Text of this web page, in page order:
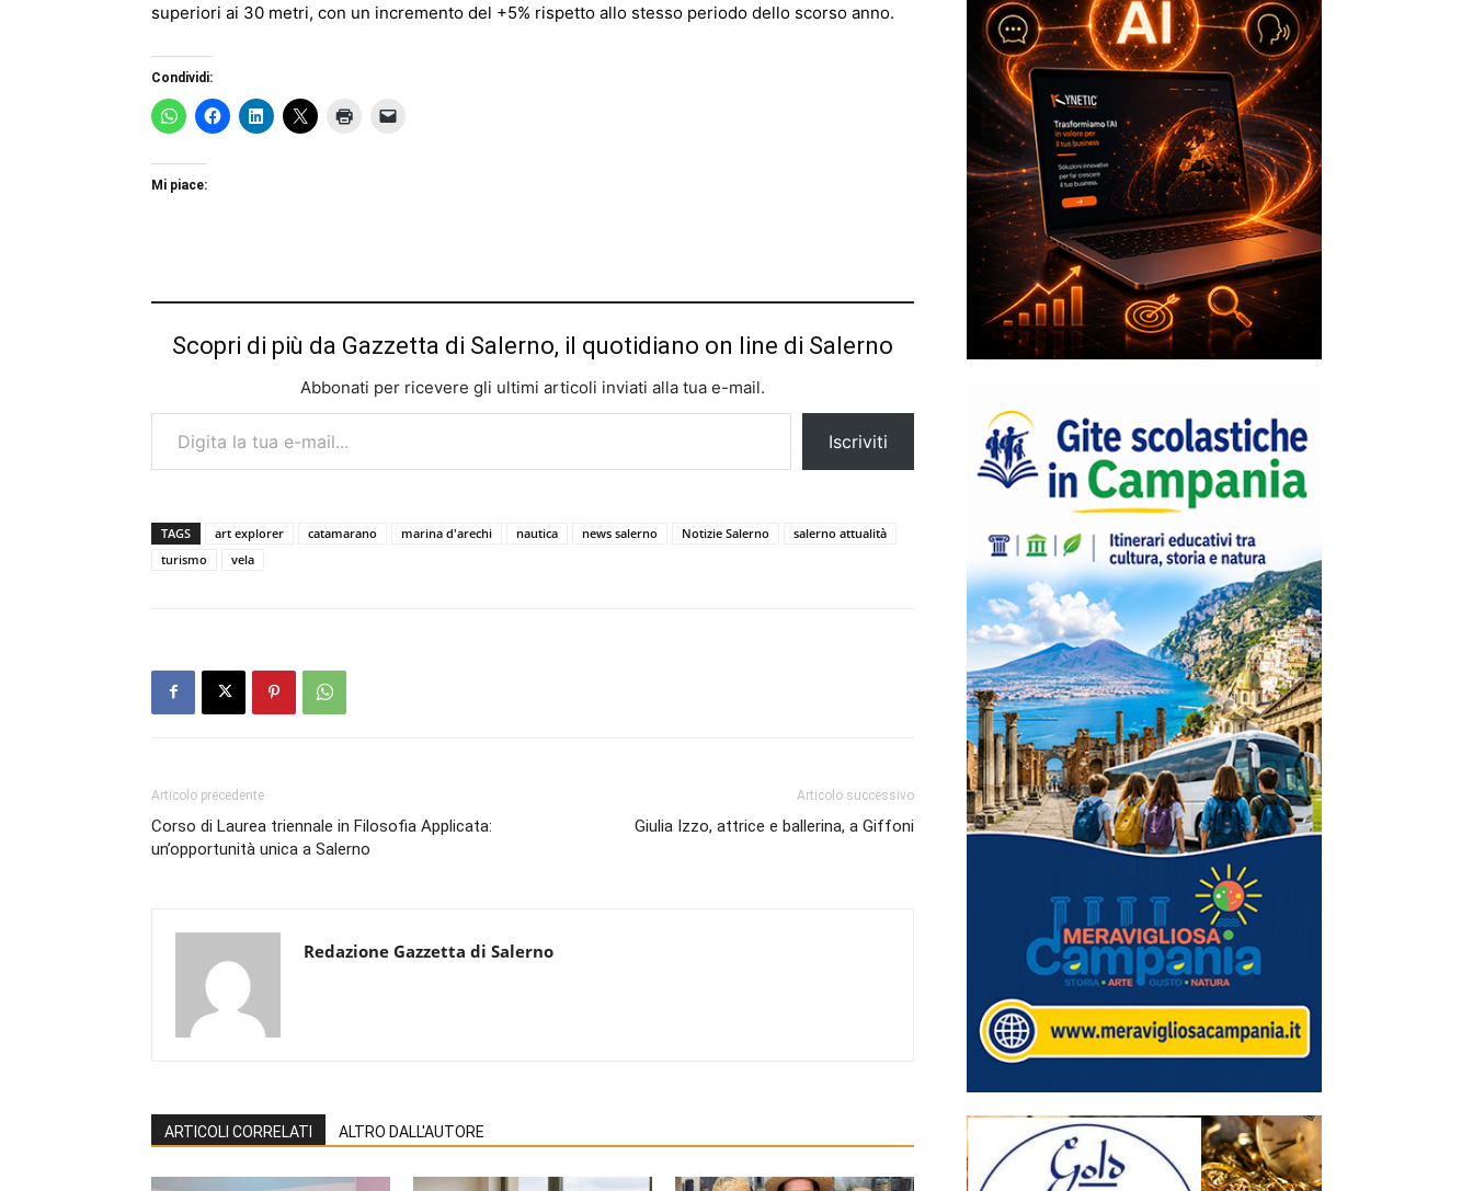
superiori ai 30 metri, con un incremento del +5% rispetto allo stesso periodo dello scorso anno.
Condividi:
Mi piace:
Scopri di più da Gazzetta di Salerno, il quotidiano on line di Salerno
Abbonati per ricevere gli ultimi articoli inviati alla tua e-mail.
Digita la tua e-mail...
Iscriviti
TAGS art explorer catamarano marina d'arechi nautica news salerno Notizie Salerno
salerno attualità
turismo
vela
Articolo precedente
Corso di Laurea triennale in Filosofia Applicata:
un’opportunità unica a Salerno
Articolo successivo
Giulia Izzo, attrice e ballerina, a Giffoni
Redazione Gazzetta di Salerno
ARTICOLI CORRELATI ALTRO DALL'AUTORE